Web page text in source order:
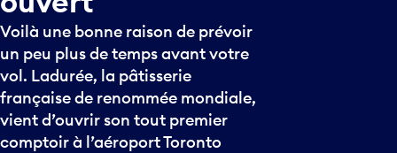
Voilà une bonne raison de prévoir
un peu plus de temps avant votre
vol. Ladurée, la pâtisserie
française de renommée mondiale,
vient d’ouvrir son tout premier
comptoir à l’aéroport Toronto